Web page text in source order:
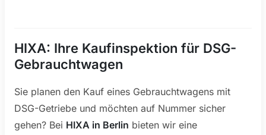
HIXA: Ihre Kaufinspektion für DSG-
Gebrauchtwagen
Sie planen den Kauf eines Gebrauchtwagens mit
DSG-Getriebe und möchten auf Nummer sicher
gehen? Bei HIXA in Berlin bieten wir eine